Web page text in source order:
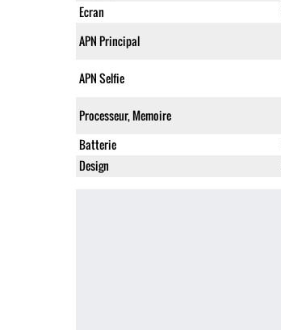
Ecran
APN Principal
APN Selfie
Processeur, Memoire
Batterie
Design